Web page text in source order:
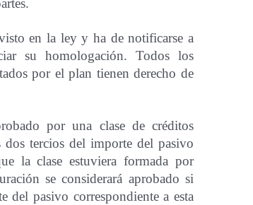
en la ley y ha de notificarse a
su homologación. Todos los
por el plan tienen derecho de
por una clase de créditos
tercios del importe del pasivo
la clase estuviera formada por
se considerará aprobado si
del pasivo correspondiente a esta